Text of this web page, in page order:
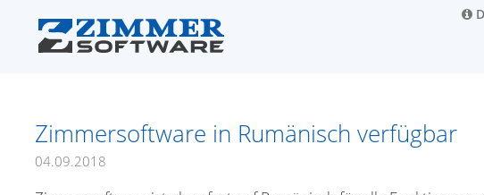
Zimmersoftware in Rumänisch verfügbar
04.09.2018